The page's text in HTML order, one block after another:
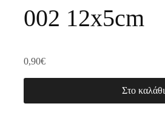
002 12x5cm
0,90€
Στο καλάθι